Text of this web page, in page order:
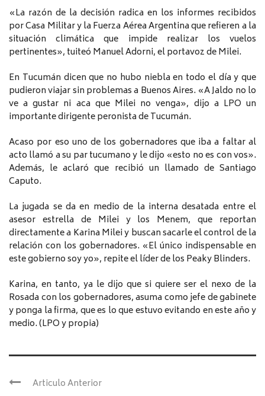
«La razón de la decisión radica en los informes recibidos
por Casa Militar y la Fuerza Aérea Argentina que refieren a la
situación climática que impide realizar los vuelos
pertinentes», tuiteó Manuel Adorni, el portavoz de Milei.
En Tucumán dicen que no hubo niebla en todo el día y que
pudieron viajar sin problemas a Buenos Aires. «A Jaldo no lo
ve a gustar ni aca que Milei no venga», dijo a LPO un
importante dirigente peronista de Tucumán.
Acaso por eso uno de los gobernadores que iba a faltar al
acto llamó a su par tucumano y le dijo «esto no es con vos».
Además, le aclaró que recibió un llamado de Santiago
Caputo.
La jugada se da en medio de la interna desatada entre el
asesor estrella de Milei y los Menem, que reportan
directamente a Karina Milei y buscan sacarle el control de la
relación con los gobernadores. «El único indispensable en
este gobierno soy yo», repite el líder de los Peaky Blinders.
Karina, en tanto, ya le dijo que si quiere ser el nexo de la
Rosada con los gobernadores, asuma como jefe de gabinete
y ponga la firma, que es lo que estuvo evitando en este año y
medio. (LPO y propia)
Articulo Anterior